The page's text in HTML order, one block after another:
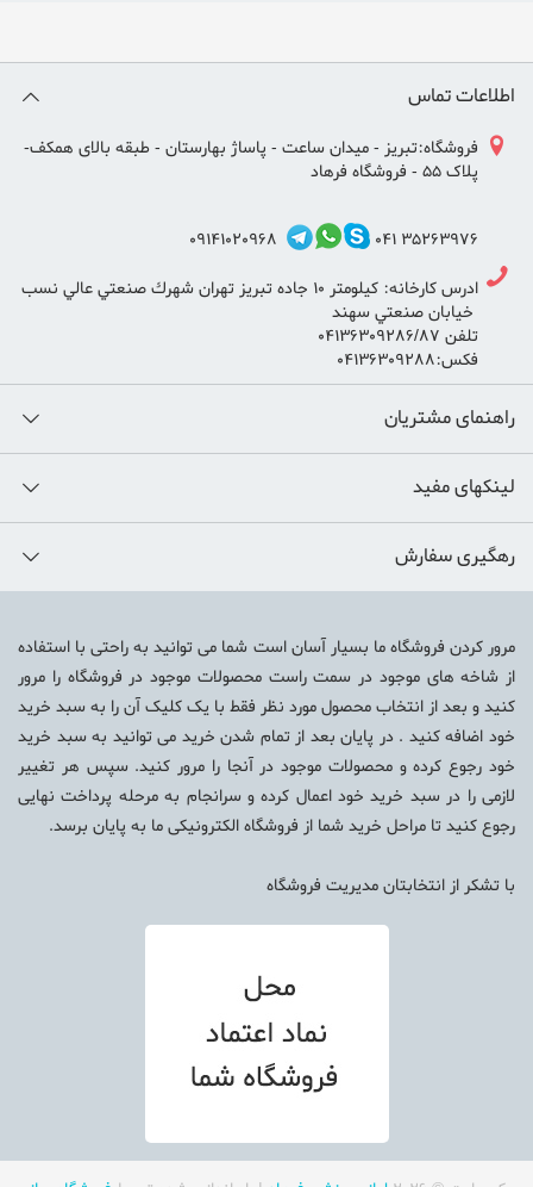
اطلاعات تماس
فروشگاه:تبریز - میدان ساعت - پاساژ بهارستان - طبقه بالای همکف-
پلاک 55 - فروشگاه فرهاد
35263976 041
09141020968
ادرس كارخانه: كيلومتر ١٠ جاده تبريز تهران شهرك صنعتي عالي نسب
تلفن ٠٤١٣٦٣٠٩٢٨٦/٨٧
فكس:٠٤١٣٦٣٠٩٢٨٨
راهنمای مشتریان
لینکهای مفید
رهگیری سفارش
مرور کردن فروشگاه ما بسیار آسان است شما می توانید به راحتی با استفاده
از شاخه های موجود در سمت راست محصولات موجود در فروشگاه را مرور
کنید و بعد از انتخاب محصول مورد نظر فقط با یک کلیک آن را به سبد خرید
خود اضافه کنید . در پایان بعد از تمام شدن خرید می توانید به سبد خرید
خود رجوع کرده و محصولات موجود در آنجا را مرور کنید. سپس هر تغییر
لازمی را در سبد خرید خود اعمال کرده و سرانجام به مرحله پرداخت نهایی
رجوع کنید تا مراحل خرید شما از فروشگاه الکترونیکی ما به پایان برسد.
با تشکر از انتخابتانمدیریت فروشگاه